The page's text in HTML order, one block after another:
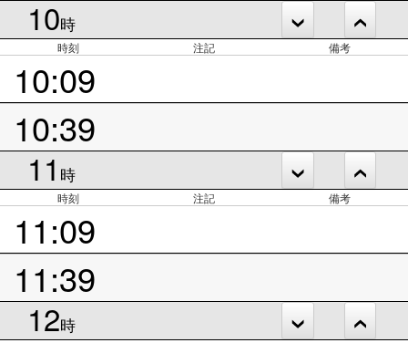
10時
時刻 注記 備考
10:09
10:39
11 時
時刻 注記 備考
11:09
11:39
12時